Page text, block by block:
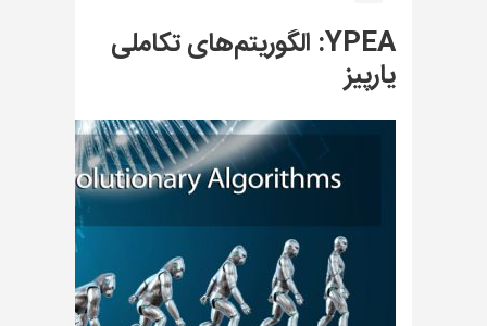
YPEA: الگوریتم‌های تکاملی
یارپیز